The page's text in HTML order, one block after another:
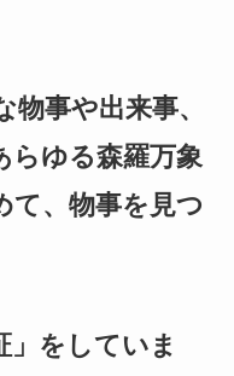
事や出来事、
らゆる森羅万象
て、物事を見つ
」をしていま